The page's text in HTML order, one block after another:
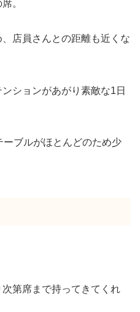
。
店員さんとの距離も近くな
ションがあがり素敵な1日
ブルがほとんどのため少
第席まで持ってきてくれ